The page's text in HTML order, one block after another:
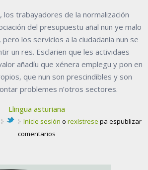
los trabayadores de la normalización
del presupuestu añal nun ye malo
los servicios a la ciudadania nun se
un res. Esclarien que les actividaes
añadíu que xénera emplegu y pon en
que nun son prescindibles y son
problemes n’otros sectores.
Llingua asturiana
Inicie sesión o rexístrese pa espublizar
comentarios